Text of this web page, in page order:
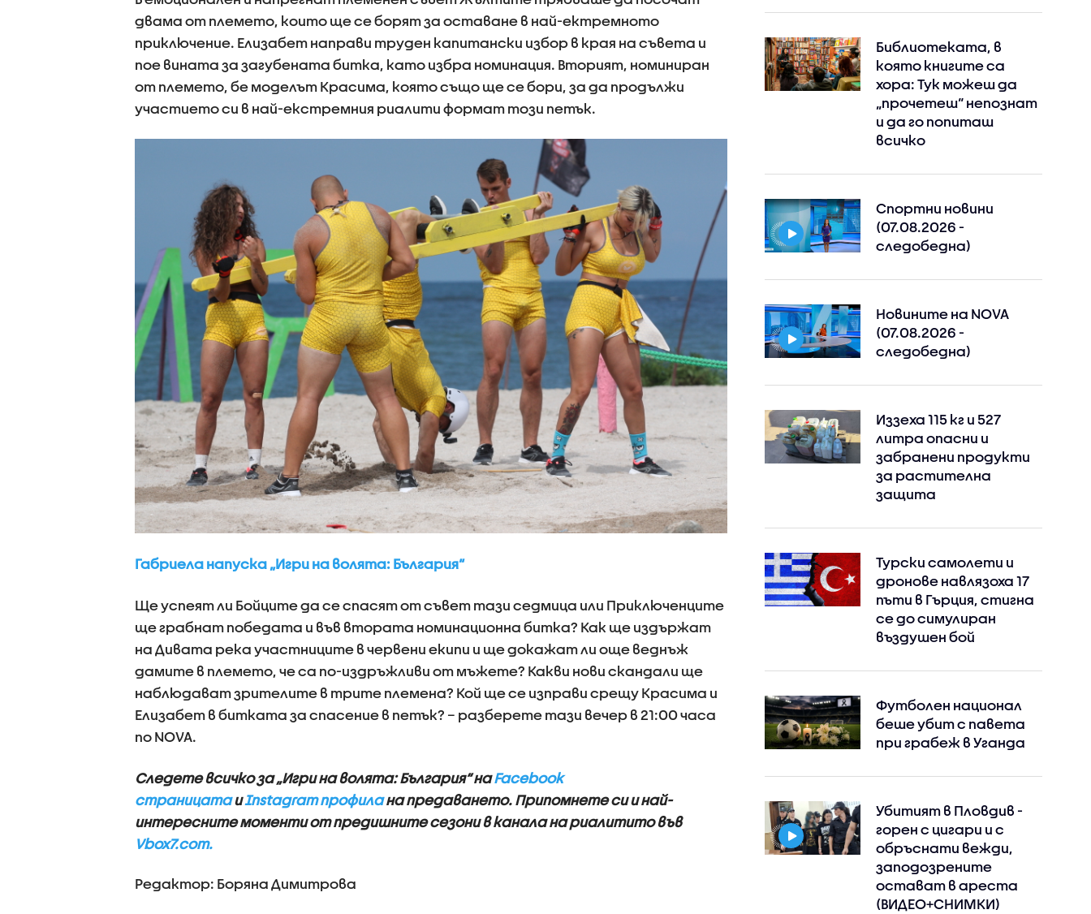
двама от племето, които ще се борят за оставане в най-ектремното
приключение. Елизабет направи труден капитански избор в края на съвета и
пое вината за загубената битка, като избра номинация. Вторият, номиниран
от племето, бе моделът Красима, която също ще се бори, за да продължи
участието си в най-екстремния риалити формат този петък.
Габриела напуска „Игри на волята: България“
Ще успеят ли Бойците да се спасят от съвет тази седмица или Приключенците
ще грабнат победата и във втората номинационна битка? Как ще издържат
на Дивата река участниците в червени екипи и ще докажат ли още веднъж
дамите в племето, че са по-издръжливи от мъжете? Какви нови скандали ще
наблюдават зрителите в трите племена? Кой ще се изправи срещу Красима и
Елизабет в битката за спасение в петък? – разберете тази вечер в 21:00 часа
по NOVA.
Следете всичко за „Игри на волята: България“ наFacebook
страницатаиInstagram профилана предаването. Припомнете си и най-
интересните моменти от предишните сезони в канала на риалитито във
Vbox7.com.
Редактор: Боряна Димитрова
Библиотеката, в
която книгите са
хора: Тук можеш да
„прочетеш“ непознат
и да го попиташ
всичко
Спортни новини
(07.08.2026 -
следобедна)
Новините на NOVA
(07.08.2026 -
следобедна)
Иззеха 115 кг и 527
литра опасни и
забранени продукти
за растителна
защита
Турски самолети и
дронове навлязоха 17
пъти в Гърция, стигна
се до симулиран
въздушен бой
Футболен национал
беше убит с павета
при грабеж в Уганда
Убитият в Пловдив -
горен с цигари и с
обръснати вежди,
заподозрените
остават в ареста
(ВИДЕО+СНИМКИ)